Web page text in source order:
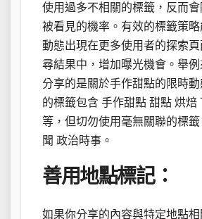
使用過多不相關的標籤，反而
被看見的機率。有效的標籤策
動態出現在更多使用者的探索
尋結果中，增加曝光機會。舉
分享的是關於手作甜點的限時動
的標籤包含 手作甜點 甜點 烘焙
等，但切勿使用毫無關聯的標
聞 政治時事。
善用地點標記：
如果你分享的內容與特定地點